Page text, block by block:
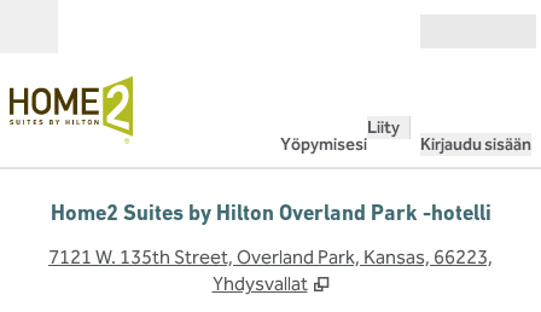
Yöpymisesi
Liity
Kirjaudu sisään
Home2 Suites by Hilton Overland Park -hotelli
7121 W. 135th Street, Overland Park, Kansas, 66223,
Yhdysvallat